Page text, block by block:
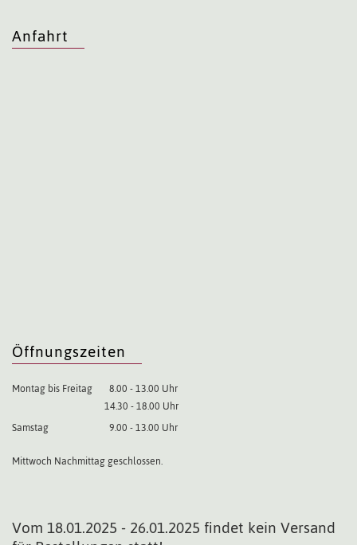
Anfahrt
Öffnungszeiten
Montag bis Freitag
8.00 - 13.00 Uhr
14.30 - 18.00 Uhr
Samstag
9.00 - 13.00 Uhr
Mittwoch Nachmittag geschlossen.
Vom 18.01.2025 - 26.01.2025 findet kein Versand